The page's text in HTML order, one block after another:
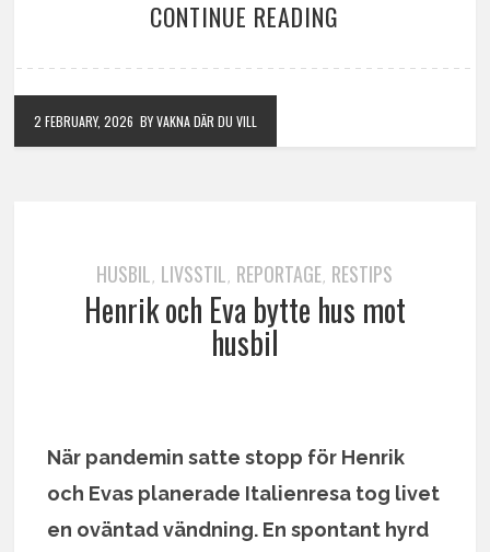
CONTINUE READING
2 FEBRUARY, 2026 BY VAKNA DÄR DU VILL
HUSBIL, LIVSSTIL, REPORTAGE, RESTIPS
Henrik och Eva bytte hus mot
husbil
När pandemin satte stopp för Henrik
och Evas planerade Italienresa tog livet
en oväntad vändning. En spontant hyrd